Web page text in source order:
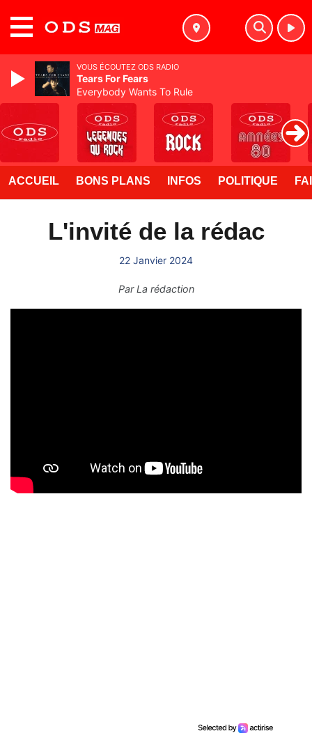
ACCUEIL BONS PLANS INFOS POLITIQUE
L'invité de la rédac
22 Janvier 2024
ParLa rédaction
VOUS ÉCOUTEZ ODS RADIO
Tears For Fears
Everybody Wants To Rule